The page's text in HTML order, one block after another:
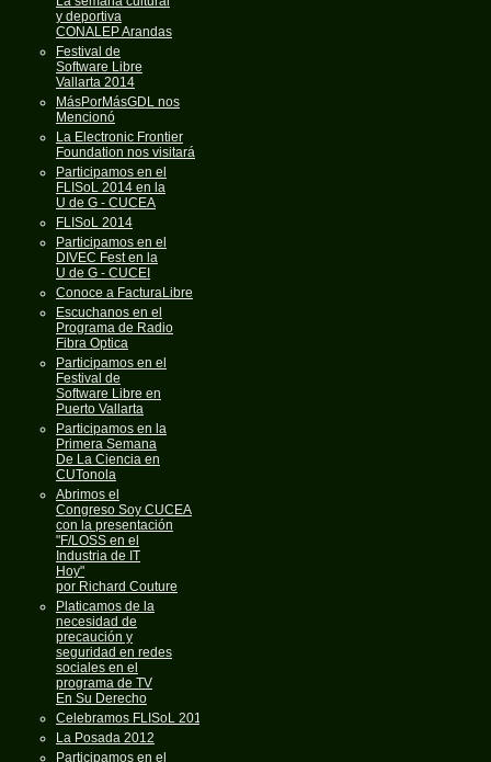
y deportiva
CONALEP Arandas
Festival de
Software Libre
Vallarta 2014
MásPorMásGDL nos
Mencionó
La Electronic Frontier
Foundation nos visitará
Participamos en el
FLISoL 2014 en la
U de G - CUCEA
FLISoL 2014
Participamos en el
DIVEC Fest en la
U de G - CUCEI
Conoce a FacturaLibre
Escuchanos en el
Programa de Radio
Fibra Optica
Participamos en el
Festival de
Software Libre en
Puerto Vallarta
Participamos en la
Primera Semana
De La Ciencia en
CUTonola
Abrimos el
Congreso Soy CUCEA
con la presentación
"F/LOSS en el
Industria de IT
Hoy"
por Richard Couture
Platicamos de la
necesidad de
precaución y
seguridad en redes
sociales en el
programa de TV
En Su Derecho
Celebramos FLISoL 2013
La Posada 2012
Participamos en el